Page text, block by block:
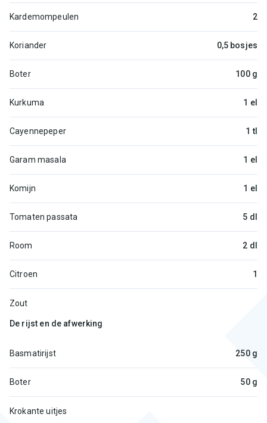
Kardemompeulen 2
Koriander 0,5 bosjes
Boter 100 g
Kurkuma 1 el
Cayennepeper 1 tl
Garam masala 1 el
Komijn 1 el
Tomaten passata 5 dl
Room 2 dl
Citroen 1
Zout
De rijst en de afwerking
Basmatirijst 250 g
Boter 50 g
Krokante uitjes